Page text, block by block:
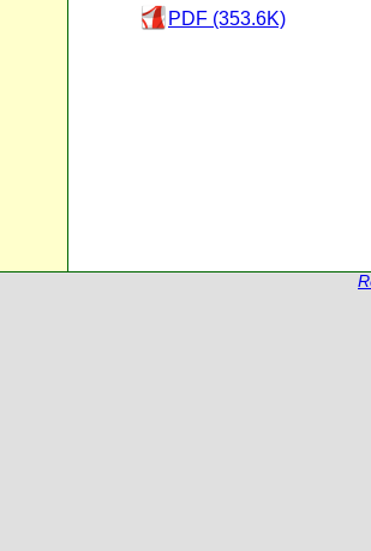
PDF (353.6K)